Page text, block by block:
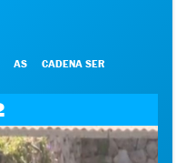
AS CADENA SER